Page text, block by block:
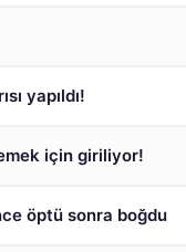
yapıldı!
için giriliyor!
öptü sonra boğdu